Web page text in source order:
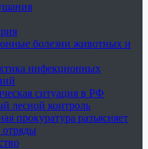
болезни животных и
инфекционных
ситуация в РФ
лесной контроль
прокуратура разъясняет
отряды